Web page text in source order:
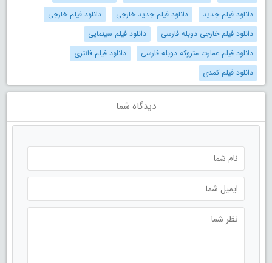
دانلود فیلم جدید
دانلود فیلم جدید خارجی
دانلود فیلم خارجی
دانلود فیلم خارجی دوبله فارسی
دانلود فیلم سینمایی
دانلود فیلم عمارت متروکه دوبله فارسی
دانلود فیلم فانتزی
دانلود فیلم کمدی
دیدگاه شما